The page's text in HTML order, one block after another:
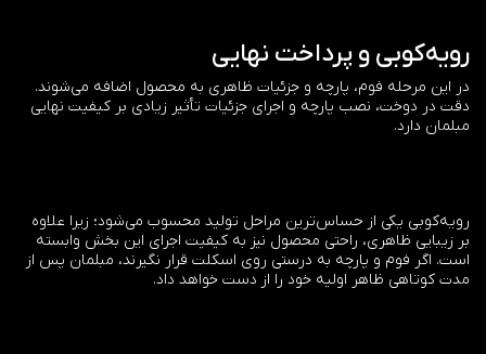
رویه‌کوبی و پرداخت نهایی
در این مرحله فوم، پارچه و جزئیات ظاهری به محصول اضافه می‌شوند.
دقت در دوخت، نصب پارچه و اجرای جزئیات تأثیر زیادی بر کیفیت نهایی
مبلمان دارد.
رویه‌کوبی یکی از حساس‌ترین مراحل تولید محسوب می‌شود؛ زیرا علاوه
بر زیبایی ظاهری، راحتی محصول نیز به کیفیت اجرای این بخش وابسته
است. اگر فوم و پارچه به درستی روی اسکلت قرار نگیرند، مبلمان پس از
مدت کوتاهی ظاهر اولیه خود را از دست خواهد داد.